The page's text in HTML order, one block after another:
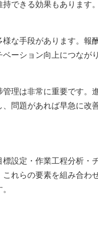
できる効果もあります。
な手段があります。
ーション向上につながり
理は非常に重要です。
問題があれば早急に改
設定・作業工程分析・
れらの要素を組み合わ